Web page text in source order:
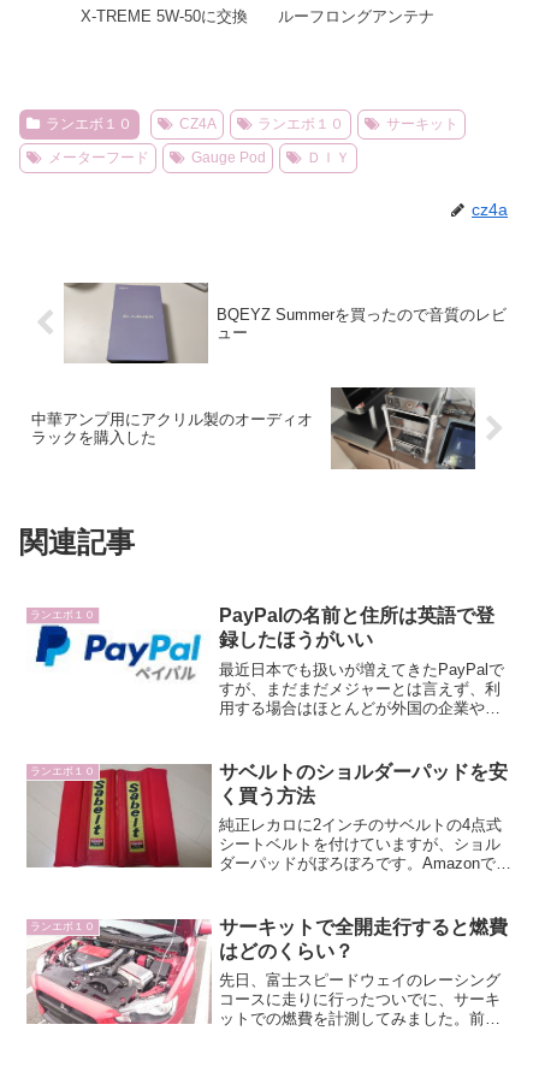
X-TREME 5W-50に交換
ルーフロングアンテナ
ランエボ１０ CZ4A ランエボ１０
サーキット
メーターフード
Gauge Pod ＤＩＹ
cz4a
BQEYZ Summerを買ったので音質のレビ
ュー
中華アンプ用にアクリル製のオーディオ
ラックを購入した
関連記事
ランエボ１０
PayPalの名前と住所は英語で登
録したほうがいい
最近日本でも扱いが増えてきたPayPalで
すが、まだまだメジャーとは言えず、利
用する場合はほとんどが外国の企業やサ
録していたがゆえに問題になってしまい
ました。日本...
ランエボ１０
サベルトのショルダーパッドを安
く買う方法
純正レカロに2インチのサベルトの4点式
シートベルトを付けていますが、ショル
ダーパッドがぼろぼろです。Amazonで買
ッドが届きましたので早速交換します。
ショルダーパ...
ランエボ１０
サーキットで全開走行すると燃費
はどのくらい？
先日、富士スピードウェイのレーシング
コースに走りに行ったついでに、サーキ
ットでの燃費を計測してみました。前回